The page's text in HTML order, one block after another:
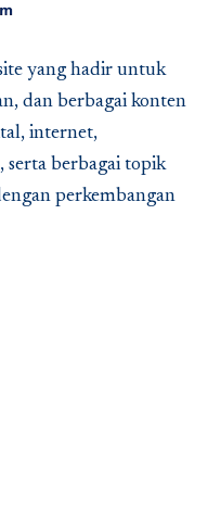
yang hadir untuk
dan berbagai konten
internet,
serta berbagai topik
perkembangan